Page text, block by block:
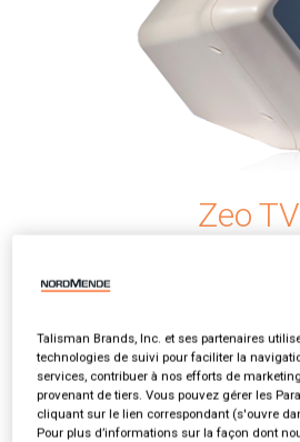
Zeo TV
Voir Plus
Talisman Brands, Inc. et ses partenaires
technologies de suivi pour faciliter la
services, contribuer à nos efforts de
provenant de tiers. Vous pouvez gérer les
cliquant sur le lien correspondant (s'ouvre
Pour plus d’informations sur la façon dont